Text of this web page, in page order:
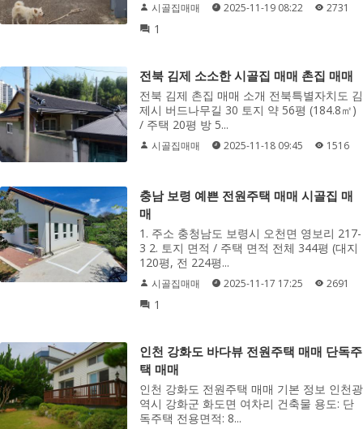
시골집매매 2025-11-19 08:22 2731
1
전북 김제 소소한 시골집 매매 촌집 매매
전북 김제 촌집 매매 소개 전북특별자치도 김
제시 버드나무길 30 토지 약 56평 (184.8㎡)
/ 주택 20평 방 5...
시골집매매 2025-11-18 09:45 1516
충남 보령 예쁜 전원주택 매매 시골집 매
매
1. 주소 충청남도 보령시 오천면 영보리 217-
3 2. 토지 면적 / 주택 면적 전체 344평 (대지
120평, 전 224평...
시골집매매 2025-11-17 17:25 2691
1
인천 강화도 바다뷰 전원주택 매매 단독주
택 매매
인천 강화도 전원주택 매매 기본 정보 인천광
역시 강화군 화도면 여차리 건축물 용도: 단
독주택 전용면적: 8...